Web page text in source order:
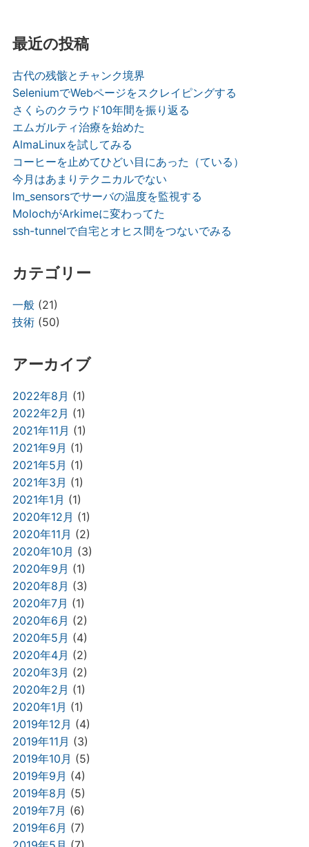
最近の投稿
古代の残骸とチャンク境界
SeleniumでWebページをスクレイピングする
さくらのクラウド10年間を振り返る
エムガルティ治療を始めた
AlmaLinuxを試してみる
コーヒーを止めてひどい目にあった（ている）
今月はあまりテクニカルでない
lm_sensorsでサーバの温度を監視する
MolochがArkimeに変わってた
ssh-tunnelで自宅とオヒス間をつないでみる
カテゴリー
一般(21)
技術(50)
アーカイブ
2022年8月 (1)
2022年2月 (1)
2021年11月 (1)
2021年9月 (1)
2021年5月 (1)
2021年3月 (1)
2021年1月 (1)
2020年12月 (1)
2020年11月 (2)
2020年10月 (3)
2020年9月 (1)
2020年8月 (3)
2020年7月 (1)
2020年6月 (2)
2020年5月 (4)
2020年4月 (2)
2020年3月 (2)
2020年2月 (1)
2020年1月 (1)
2019年12月 (4)
2019年11月 (3)
2019年10月 (5)
2019年9月 (4)
2019年8月 (5)
2019年7月 (6)
2019年6月 (7)